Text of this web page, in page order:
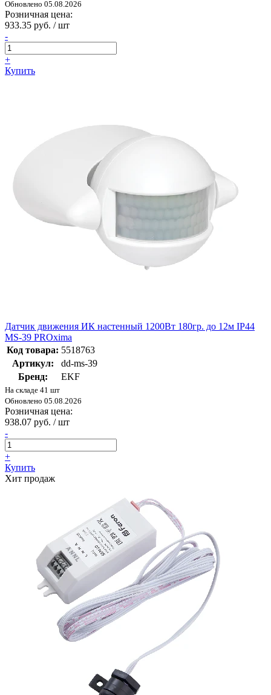
Обновлено 05.08.2026
Розничная цена:
933.35 руб. / шт
-
+
Купить
Датчик движения ИК настенный 1200Вт 180гр. до 12м IP44
MS-39 PROxima
Код товара: 5518763
Артикул:
dd-ms-39
Бренд:
EKF
На складе 41 шт
Обновлено 05.08.2026
Розничная цена:
938.07 руб. / шт
-
+
Купить
Хит продаж